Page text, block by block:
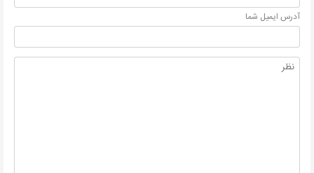
آدرس ايميل شما